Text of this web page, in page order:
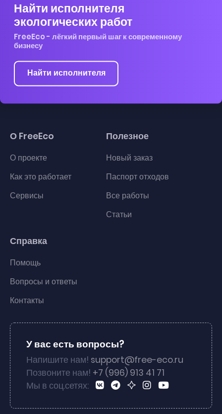
Найти исполнителя
экологических работ
FreeEco - лёгкий первый шаг к современному
бизнесу
Найти исполнителя
О FreeEco
О проекте
Как это работает
Сервисы
Полезное
Новый заказ
Паспорт отходов
Все работы
Статьи
Справка
Помощь
Вопросы и ответы
Контакты
У вас есть вопросы?
Напишите нам! support@free-eco.ru
Позвоните нам! +7 (996) 913 41 71
Мы в соц.сетях: